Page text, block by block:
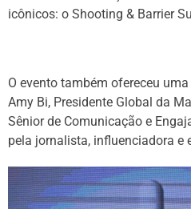
icônicos: o Shooting & Barrier
O evento também ofereceu
Amy Bi, Presidente Global da
Sênior de Comunicação e
pela jornalista, influenciadora e